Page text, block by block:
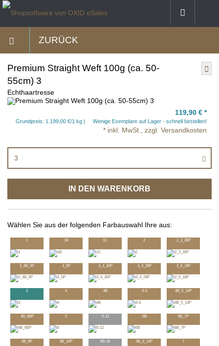
ZURÜCK
Premium Straight Weft 100g (ca. 50-
55cm) 3
Echthaartresse
119,90 € *
Grundpreis: 1.199,00 €/1 kg Wenige Exemplare auf Lager - schnell bestellen!
* inkl. MwSt., zzgl. Versandkosten
3
IN DEN WARENKORB
Wählen Sie aus der folgenden Farbauswahl Ihre aus:
1 1B 1C 2 2_3_30P
2_4B_5P 3_5P 3_4_30P 3_4_29P 2_6_18P
3 4 4B 4-6 4B_5_14P
4B_6BP 5 5-12 6B 6B_7P
6B_8P 6B_16P 6B-18 6B_8_14P 7